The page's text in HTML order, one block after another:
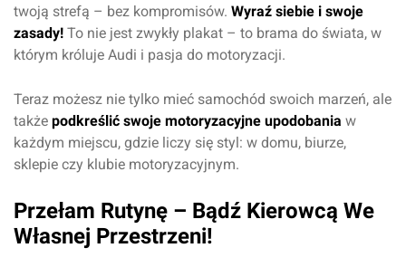
twoją strefą – bez kompromisów. Wyraź siebie i swoje
zasady! To nie jest zwykły plakat – to brama do świata, w
którym króluje Audi i pasja do motoryzacji.
Teraz możesz nie tylko mieć samochód swoich marzeń, ale
także podkreślić swoje motoryzacyjne upodobania w
każdym miejscu, gdzie liczy się styl: w domu, biurze,
sklepie czy klubie motoryzacyjnym.
Przełam Rutynę – Bądź Kierowcą We
Własnej Przestrzeni!
Oceń produkt